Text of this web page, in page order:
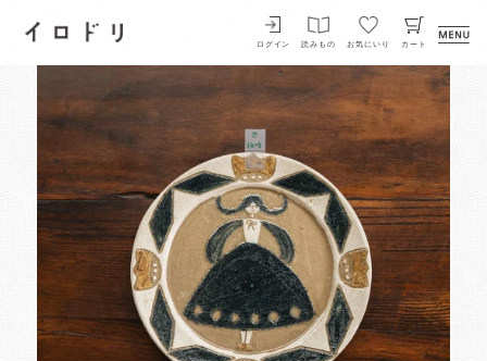
イロドリ
ログイン 読みもの お気にいり カート